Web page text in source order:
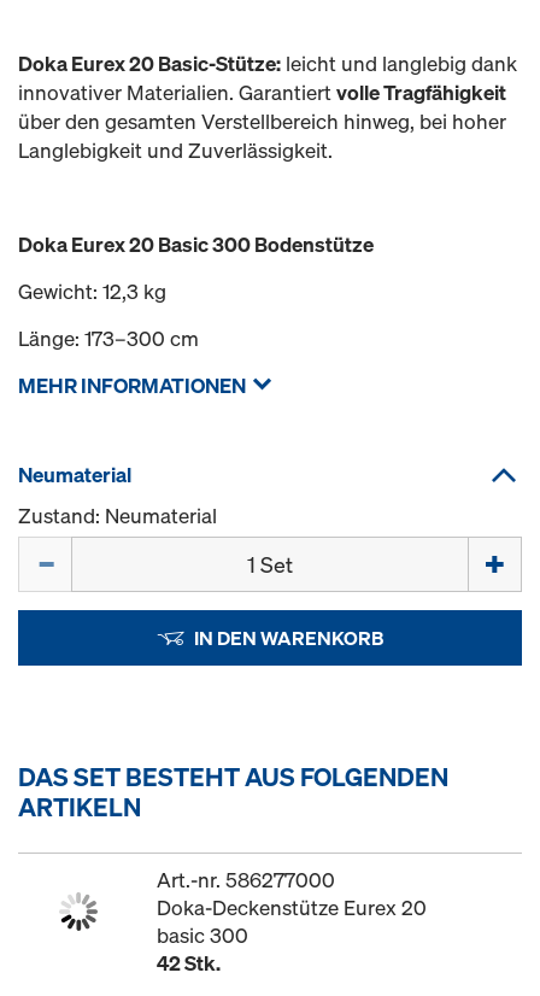
Doka Eurex 20 Basic-Stütze: leicht und langlebig dank
innovativer Materialien. Garantiertvolle Tragfähigkeit
über den gesamten Verstellbereich hinweg, bei hoher
Langlebigkeit und Zuverlässigkeit.
Doka Eurex 20 Basic 300 Bodenstütze
Gewicht: 12,3 kg
Länge: 173–300 cm
MEHR INFORMATIONEN
Neumaterial
Zustand: Neumaterial
IN DEN WARENKORB
DAS SET BESTEHT AUS FOLGENDEN
ARTIKELN
Art.-nr. 586277000
Doka-Deckenstütze Eurex 20
basic 300
42 Stk.